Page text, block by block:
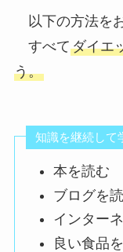
以下の方法を
すべてダイエ
う。
知識を継続して
本を読む
ブログを
インター
良い食品